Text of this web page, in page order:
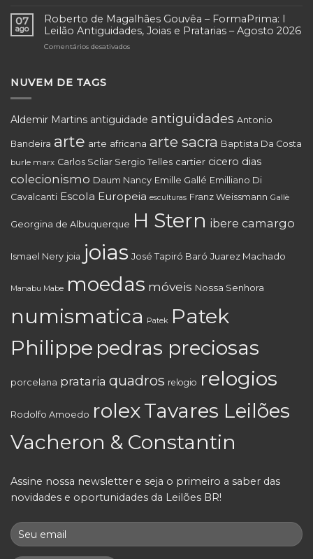
Arte
e
Antiguidades
Dantas
Leilões
–
MOEDAS
CÉDULAS
–
Agosto
07
ago
Roberto de Magalhães Gouvêa – FormaPrima: I
Leilão Antiguidades, Joias e Pratarias – Agosto 2026
Comentários desativados
FormaPrima:
I
Antiguidades,
Joias
e
Pratarias
Agosto
2026
NUVEM DE TAGS
Aldemir Martins antiguidade antiguidades Antonio
Bandeira arte arte africana arte sacra Baptista Da Costa
burle marx Carlos Scliar Sergio Telles cartier cicero dias
colecionismo Daum Nancy Emille Gallé Emilliano Di
Cavalcanti Escola Europeia esculturas Franz Weissmann Gallè
Georgina de Albuquerque H Stern ibere camargo
Ismael Nery joia joias José Tapiró Baró Juarez Machado
Manabu Mabe moedas móveis Nossa Senhora
numismatica Patek Patek
Philippe pedras preciosas
porcelana prataria quadros relogio relogios
Rodolfo Amoedo rolexTavares Leilões
Vacheron & Constantin
Assine nossa newsletter e seja o primeiro a saber das
novidades e oportunidades da Leilões BR!